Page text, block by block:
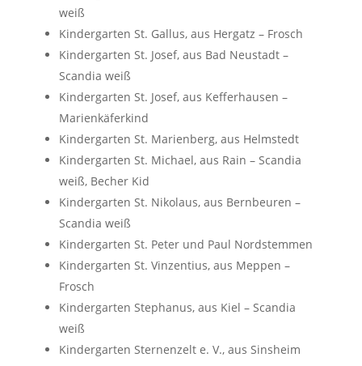
weiß
Kindergarten St. Gallus, aus Hergatz – Frosch
Kindergarten St. Josef, aus Bad Neustadt –
Scandia weiß
Kindergarten St. Josef, aus Kefferhausen –
Marienkäferkind
Kindergarten St. Marienberg, aus Helmstedt
Kindergarten St. Michael, aus Rain – Scandia
weiß, Becher Kid
Kindergarten St. Nikolaus, aus Bernbeuren –
Scandia weiß
Kindergarten St. Peter und Paul Nordstemmen
Kindergarten St. Vinzentius, aus Meppen –
Frosch
Kindergarten Stephanus, aus Kiel – Scandia
weiß
Kindergarten Sternenzelt e. V., aus Sinsheim